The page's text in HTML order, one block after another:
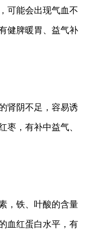
可能会出现气血不
健脾暖胃、益气补
肾阴不足，容易诱
枣，有补中益气、
，铁、叶酸的含量
血红蛋白水平，有